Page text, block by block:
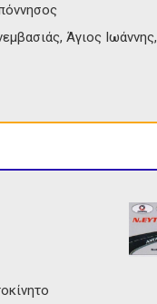
Άγιος Ιωάννης,